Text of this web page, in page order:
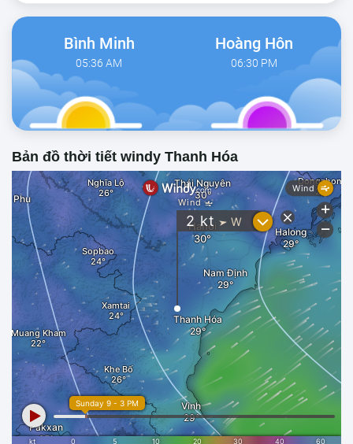
Bình Minh
05:36 AM
Hoàng Hôn
06:30 PM
Bản đồ thời tiết windy Thanh Hóa